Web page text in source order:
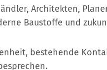
Architekten,
Baustoffe und
bestehende